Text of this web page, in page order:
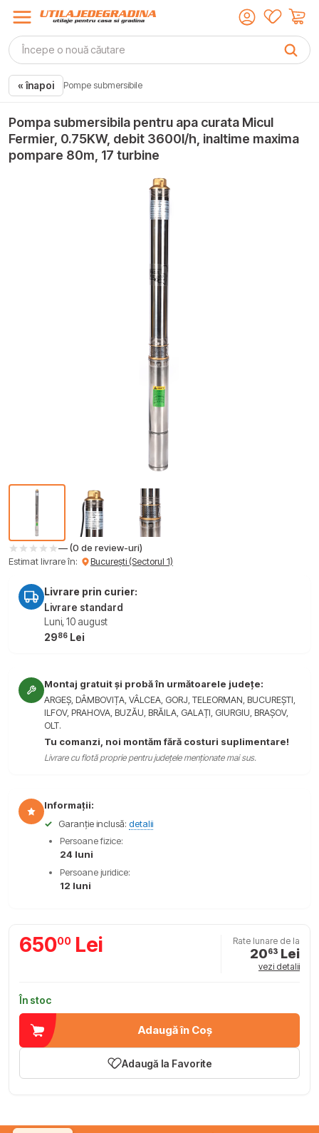
« înapoi Pompe submersibile
Pompa submersibila pentru apa curata Micul
Fermier, 0.75KW, debit 3600l/h, inaltime maxima
pompare 80m, 17 turbine
— (0 de review-uri)
Estimat livrare în:
București (Sectorul 1)
Livrare prin curier:
Livrare standard
Luni, 10 august
2986 Lei
Montaj gratuit și probă în următoarele județe:
ARGEȘ, DÂMBOVIȚA, VÂLCEA, GORJ, TELEORMAN, BUCUREȘTI,
ILFOV, PRAHOVA, BUZĂU, BRĂILA, GALAȚI, GIURGIU, BRAȘOV,
OLT.
Tu comanzi, noi montăm fără costuri suplimentare!
Livrare cu flotă proprie pentru județele menționate mai sus.
Informații:
✓
Garanție inclusă: detalii
Persoane fizice:
24 luni
Persoane juridice:
12 luni
65000 Lei Rate lunare de la
2063 Lei
vezi detalii
În stoc
Adaugă în Coș
Adaugă la Favorite